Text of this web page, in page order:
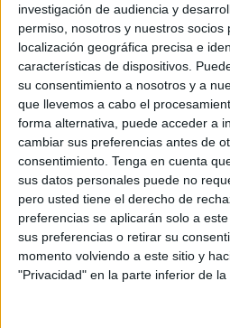
investigación de audiencia y
permiso, nosotros y nuestros socios
localización geográfica precisa e
características de dispositivos.
su consentimiento a nosotros y a
que llevemos a cabo el
forma alternativa, puede acceder a
cambiar sus preferencias antes de
consentimiento. Tenga en cuenta
sus datos personales puede no
pero usted tiene el derecho de
preferencias se aplicarán solo a
sus preferencias o retirar su
momento volviendo a este sitio y
"Privacidad" en la parte inferior de la
Anunciante: Danone Aguas
Marca: Lanjarón
Sector: AlLimentación y
Equipo cliente: Nicolas
Lluch, Mar Canal
Agencia: VML The Cocktail
Director general creativo:
Director creativo ejecutivo:
Director creativo: Joaquim
Equipo creativo: Esther
Iratxe Cabodevilla
Planificación estratégica:
Spreafico
Directora de servicios al